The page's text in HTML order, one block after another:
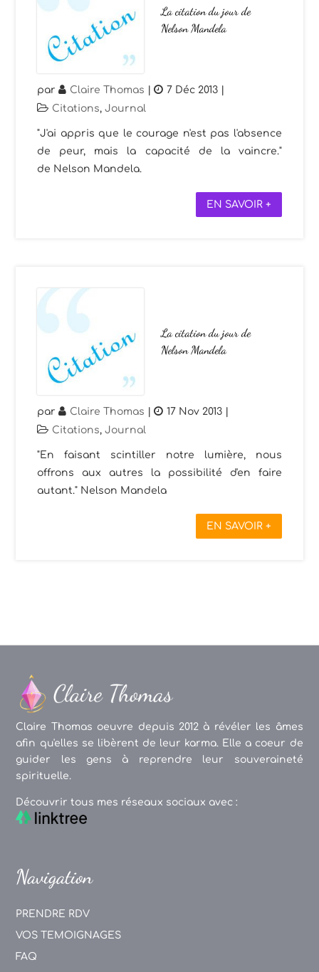
La citation du jour de
Nelson Mandela
par Claire Thomas | 7 Déc 2013
Citations,Journal
"J'ai appris que le courage n'est pas l'absence
de peur, mais la capacité de la vaincre."
de Nelson Mandela.
EN SAVOIR +
La citation du jour de
Nelson Mandela
par Claire Thomas | 17 Nov 2013
Citations,Journal
"En faisant scintiller notre lumière, nous
offrons aux autres la possibilité d'en faire
autant." Nelson Mandela
EN SAVOIR +
Claire Thomas oeuvre depuis 2012 à révéler les âmes
afin qu'elles se libèrent de leur karma. Elle a coeur de
guider les gens à reprendre leur souveraineté
spirituelle.
Découvrir tous mes réseaux sociaux avec :
Navigation
PRENDRE RDV
VOS TEMOIGNAGES
FAQ